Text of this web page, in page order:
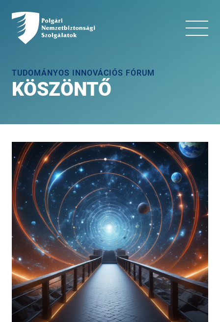
TUDOMÁNYOS INNOVÁCIÓS FÓRUM
KÖSZÖNTŐ